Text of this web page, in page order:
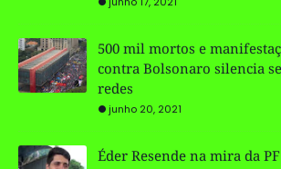
500 mil mortos e
contra Bolsonaro silencia
redes
junho 20, 2021
Éder Resende na mira da